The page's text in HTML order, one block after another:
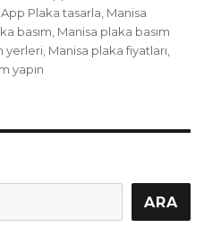
Plaka tasarla, Manisa
basım, Manisa plaka basım
yerleri, Manisa plaka fiyatları,
yapın
ARA